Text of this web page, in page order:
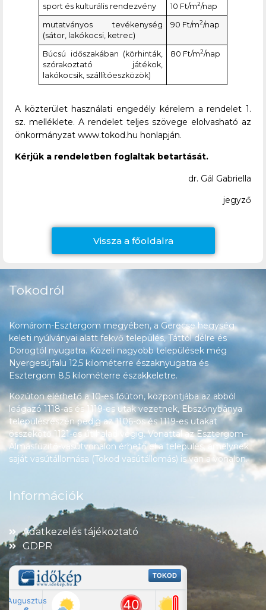
sport és kulturális rendezvény 10 Ft/m2/nap
mutatványos tevékenység
(sátor, lakókocsi, ketrec)
90 Ft/m2/nap
Búcsú időszakában (körhinták,
szórakoztató játékok,
lakókocsik, szállítóeszközök)
80 Ft/m2/nap
A közterület használati engedély kérelem a rendelet 1.
sz. melléklete. A rendelet teljes szövege elolvasható az
önkormányzat www.tokod.hu honlapján.
Kérjük a rendeletben foglaltak betartását.
dr. Gál Gabriella
jegyző
Vissza a főoldalra
Tokodról
Komárom-Esztergom megyében, a Gerecse hegység
keleti nyúlványai alatt fekvő település, Táttól délre és
Dorogtól nyugatra. Közeli nagyobb települések még
Nyergesújfalu 12,5 kilométerre északnyugatra és
Esztergom 8,5 kilométerre északkeletre.
Közúton elérhető a 10-es főúton, központjába az abból
leágazó 1118-as és 1119-es utak vezetnek, Ebszőnybánya
településrészén pedig az 1106-os és 1119-es utakat
összekötő 1121-es út halad végig. Vonattal az Esztergom–
Almásfüzitő-vasútvonalon érhető el a település, amelynek
saját vasútállomása (Tokod vasútállomás) is van a vonalon.
Információk
Adatkezelés tájékoztató
GDPR